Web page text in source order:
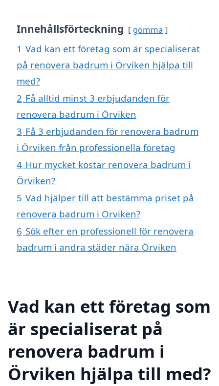
Innehållsförteckning gömma
1 Vad kan ett företag som är specialiserat
på renovera badrum i Örviken hjälpa till
med?
2 Få alltid minst 3 erbjudanden för
renovera badrum i Örviken
3 Få 3 erbjudanden för renovera badrum
i Örviken från professionella företag
4 Hur mycket kostar renovera badrum i
Örviken?
5 Vad hjälper till att bestämma priset på
renovera badrum i Örviken?
6 Sök efter en professionell för renovera
badrum i andra städer nära Örviken
Vad kan ett företag som
är specialiserat på
renovera badrum i
Örviken hjälpa till med?